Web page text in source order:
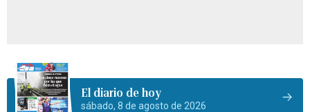
El diario de hoy
sábado, 8 de agosto de 2026